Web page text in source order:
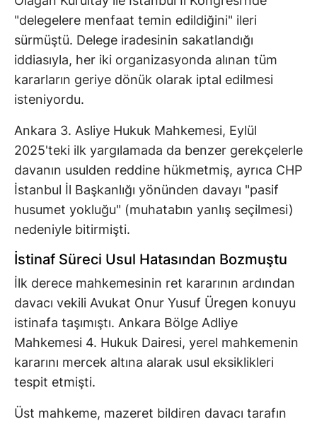
"delegelere menfaat temin edildiğini" ileri
sürmüştü. Delege iradesinin sakatlandığı
iddiasıyla, her iki organizasyonda alınan tüm
kararların geriye dönük olarak iptal edilmesi
isteniyordu.
Ankara 3. Asliye Hukuk Mahkemesi, Eylül
2025'teki ilk yargılamada da benzer gerekçelerle
davanın usulden reddine hükmetmiş, ayrıca CHP
İstanbul İl Başkanlığı yönünden davayı "pasif
husumet yokluğu" (muhatabın yanlış seçilmesi)
nedeniyle bitirmişti.
İstinaf Süreci Usul Hatasından Bozmuştu
İlk derece mahkemesinin ret kararının ardından
davacı vekili Avukat Onur Yusuf Üregen konuyu
istinafa taşımıştı. Ankara Bölge Adliye
Mahkemesi 4. Hukuk Dairesi, yerel mahkemenin
kararını mercek altına alarak usul eksiklikleri
tespit etmişti.
Üst mahkeme, mazeret bildiren davacı tarafın